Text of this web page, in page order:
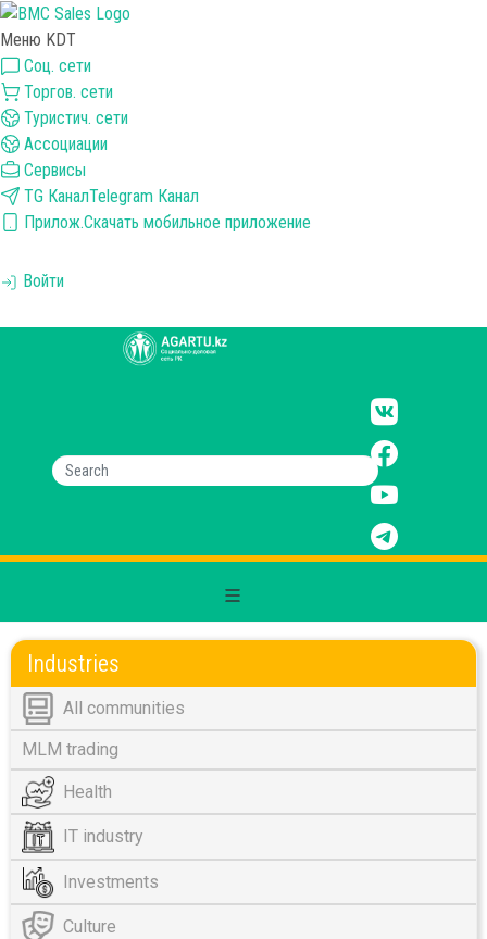
Меню KDT
Соц. сети
Торгов. сети
Туристич. сети
Ассоциации
Сервисы
TG КаналTelegram Канал
Прилож.Скачать мобильное приложение
Войти
Industries
All communities
MLM trading
Health
IT industry
Investments
Culture